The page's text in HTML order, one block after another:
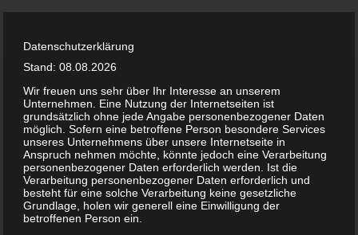
Datenschutzerklärung
Stand: 08.08.2026
Wir freuen uns sehr über Ihr Interesse an unserem
Unternehmen. Eine Nutzung der Internetseiten ist
grundsätzlich ohne jede Angabe personenbezogener Daten
möglich. Sofern eine betroffene Person besondere Services
unseres Unternehmens über unsere Internetseite in
Anspruch nehmen möchte, könnte jedoch eine Verarbeitung
personenbezogener Daten erforderlich werden. Ist die
Verarbeitung personenbezogener Daten erforderlich und
besteht für eine solche Verarbeitung keine gesetzliche
Grundlage, holen wir generell eine Einwilligung der
betroffenen Person ein.